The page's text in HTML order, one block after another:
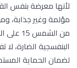
لأنها معرضة بنفس
مؤلمة وغير
من
البنفسجية الضارة،
لضمان الحماية